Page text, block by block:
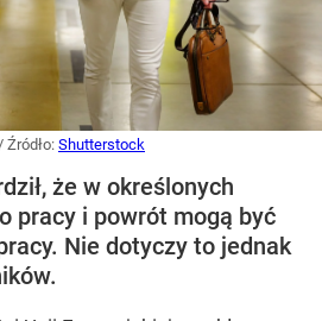
/ Źródło: Shutterstock
że w określonych
pracy i powrót mogą być
Nie dotyczy to jednak